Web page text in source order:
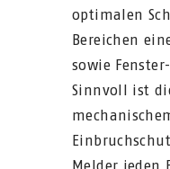
optimalen
Bereichen
sowie
Sinnvoll ist